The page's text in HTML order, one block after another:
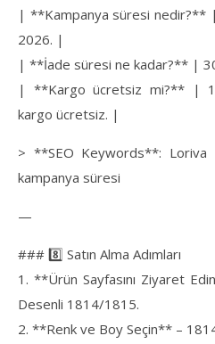
| **Kampanya süresi nedir?**
2026. |
| **İade süresi ne kadar?** |
| **Kargo ücretsiz mi?** |
kargo ücretsiz. |
> **SEO Keywords**: Loriva
kampanya süresi
—
### 8️⃣ Satın Alma Adımları
1. **Ürün Sayfasını Ziyaret
Desenli 1814/1815.
2. **Renk ve Boy Seçin** –